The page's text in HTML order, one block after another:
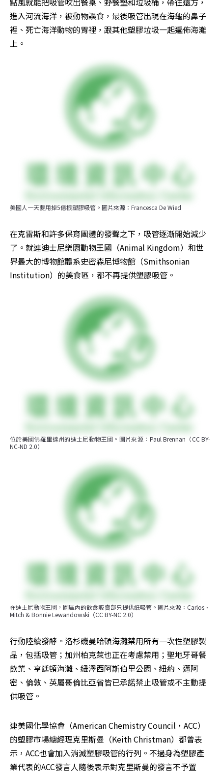
進入河流海洋，被動物誤食，最後吸管出現在海龜的鼻子
裡、死亡海洋動物的胃裡，跟其他塑膠垃圾一起遍佈海灘
上。
美國人一天要用掉5億根塑膠吸管。圖片來源：Francesca De Wied
在克雷斯和許多保育團體的發聲之下，吸管逐漸開始減少
了。就連迪士尼樂園動物王國（Animal Kingdom）和世
界最大的博物館體系史密森尼博物館（Smithsonian
Institution）的美食區，都不再提供塑膠吸管。
位於美國佛羅里達州的迪士尼動物王國。圖片來源：Paul Brennan（CC BY-
NC-ND 2.0）
在迪士尼動物王國，園區內的飲食販賣部只提供紙吸管。圖片來源：Carlos、
Mitch & Bonnie Lewandowski（CC BY-NC 2.0）
行動陸續發酵。洛杉磯曼哈頓海灘禁用所有一次性塑膠製
品，包括吸管；加州柏克萊也正在考慮禁用；聖地牙哥餐
飲業、亨廷頓海灘、紐澤西阿斯伯里公園、紐約、邁阿
密、倫敦、英屬哥倫比亞省皆已承諾禁止吸管或不主動提
供吸管。
連美國化學協會（American Chemistry Council，ACC）
的塑膠市場總經理克里斯曼（Keith Christman）都曾表
示，ACC也會加入消滅塑膠吸管的行列。不過身為塑膠產
業代表的ACC發言人隨後表示對克里斯曼的發言不予置